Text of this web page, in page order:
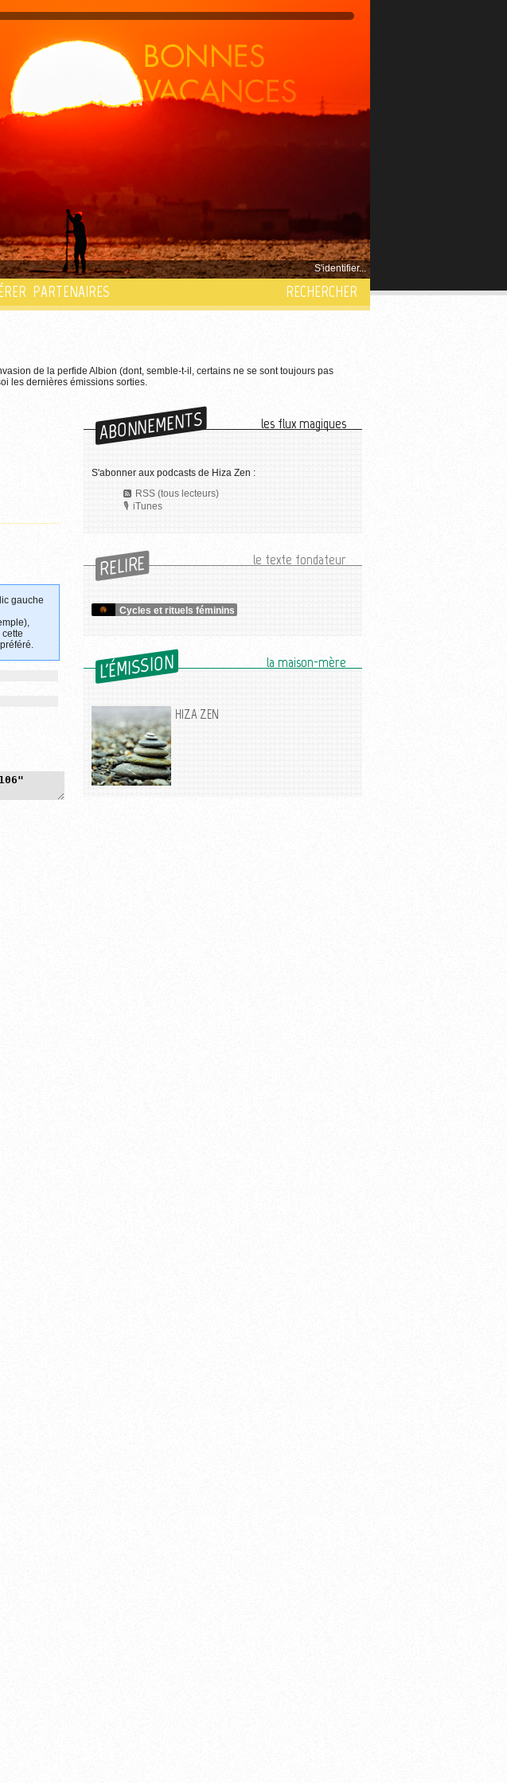
S'identifier...
PARTENAIRES RECHERCHER
de la perfide Albion (dont, semble-t-il, certains ne se sont toujours pas
les dernières émissions sorties.
gauche
ABONNEMENTS les flux magiques
S'abonner aux podcasts de Hiza Zen :
RSS (tous lecteurs)
iTunes
RELIRE le texte fondateur
Cycles et rituels féminins
L'ÉMISSION la maison-mère
HIZA ZEN